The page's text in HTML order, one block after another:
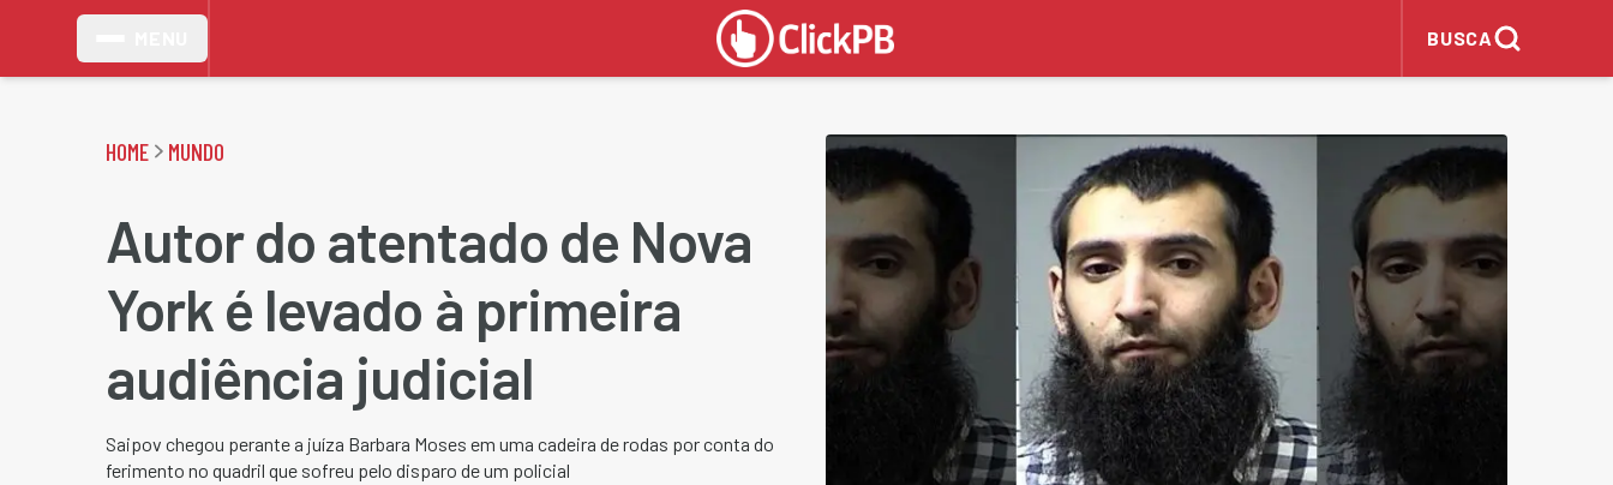
BUSCA
HOME MUNDO
Autor do atentado de Nova
York é levado à primeira
audiência judicial
Saipov chegou perante a juíza Barbara Moses em uma cadeira de rodas por conta do
ferimento no quadril que sofreu pelo disparo de um policial